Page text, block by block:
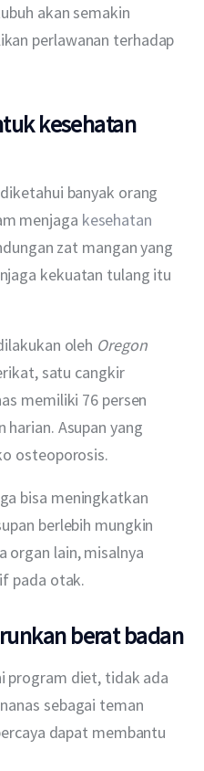
akan semakin
perlawanan terhadap
kesehatan
banyak orang
menjaga kesehatan
zat mangan yang
kekuatan tulang itu
oleh Oregon
satu cangkir
memiliki 76 persen
Asupan yang
osteoporosis.
bisa meningkatkan
berlebih mungkin
organ lain, misalnya
pada otak.
berat badan
program diet, tidak ada
sebagai teman
dapat membantu